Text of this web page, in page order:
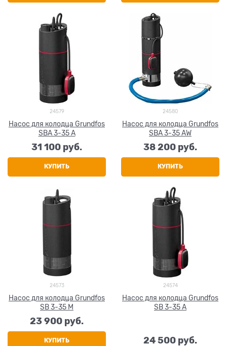
24579
Насос для колодца Grundfos
SBA 3-35 A
31 100 руб.
КУПИТЬ
24580
Насос для колодца Grundfos
SBA 3-35 AW
38 200 руб.
КУПИТЬ
24573
Насос для колодца Grundfos
SB 3-35 M
23 900 руб.
КУПИТЬ
24574
Насос для колодца Grundfos
SB 3-35 A
24 500 руб.